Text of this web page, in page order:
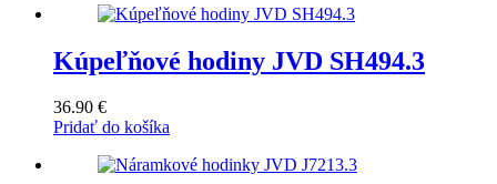
Kúpeľňové hodiny JVD SH494.3
36.90 €
Pridať do košíka